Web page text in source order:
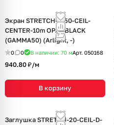
Экран STRETCH-S-50-CEIL-
CENTER-10m OPAL BLACK
(GAMMA50) (Arlight, -)
0 0 В наличии: 70 мАрт. 050168
940.80 ₽/м
В корзину
Заглушка STRETCH-20-CEIL-D-